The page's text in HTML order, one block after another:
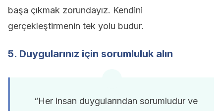
başa çıkmak zorundayız. Kendini
gerçekleştirmenin tek yolu budur.
5. Duygularınız için sorumluluk alın
“Her insan duygularından sorumludur ve